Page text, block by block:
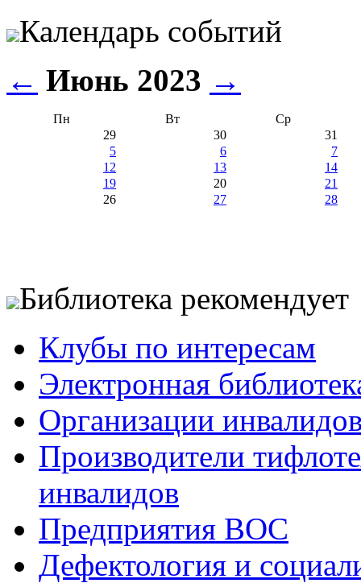
Календарь событий
← Июнь 2023 →
Пн Вт
Ср
29
30
31
5
6
7
12
13
14
19
20
21
26
27 28
Библиотека рекомендует
Клубы по интересам
Электронная
Организации
Производители
инвалидов
Предприятия ВОС
Дефектология и